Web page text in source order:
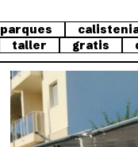
parques
taller gratis